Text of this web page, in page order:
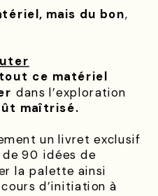
mais du bon,
tout ce matériel
dans l’exploration
maîtrisé.
un livret exclusif
de 90 idées de
la palette ainsi
d’initiation à